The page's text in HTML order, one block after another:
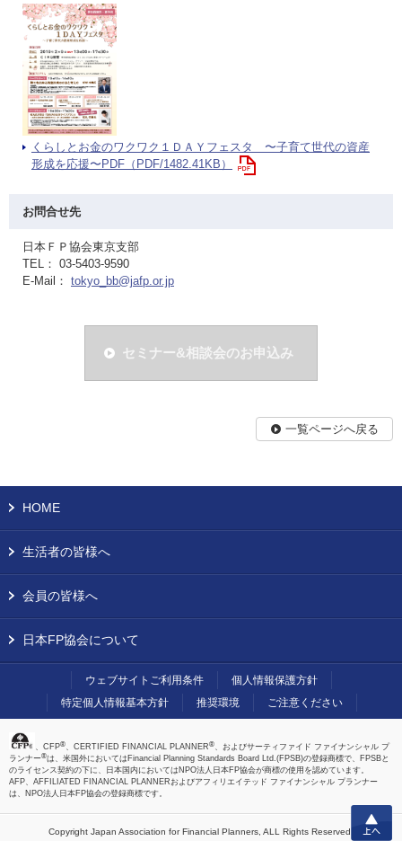
くらしとお金のワクワク１ＤＡＹフェスタ 〜子育て世代の資産
形成を応援〜PDF（PDF/1482.41KB）
お問合せ先
日本ＦＰ協会東京支部
TEL： 03-5403-9590
E-Mail： tokyo_bb@jafp.or.jp
セミナー&相談会のお申込み
一覧ページへ戻る
上へ
HOME
生活者の皆様へ
会員の皆様へ
日本FP協会について
ウェブサイトご利用条件
個人情報保護方針
特定個人情報基本方針
推奨環境 ご注意ください
、CFP®、CERTIFIED FINANCIAL PLANNER®、およびサーティファイド ファイナンシャル プ
ランナー®は、米国外においてはFinancial Planning Standards Board Ltd.(FPSB)の登録商標で、FPSBと
のライセンス契約の下に、日本国内においてはNPO法人日本FP協会が商標の使用を認めています。
AFP、AFFILIATED FINANCIAL PLANNERおよびアフィリエイテッド ファイナンシャル プランナー
は、NPO法人日本FP協会の登録商標です。
Copyright Japan Association for Financial Planners, ALL Rights Reserved.